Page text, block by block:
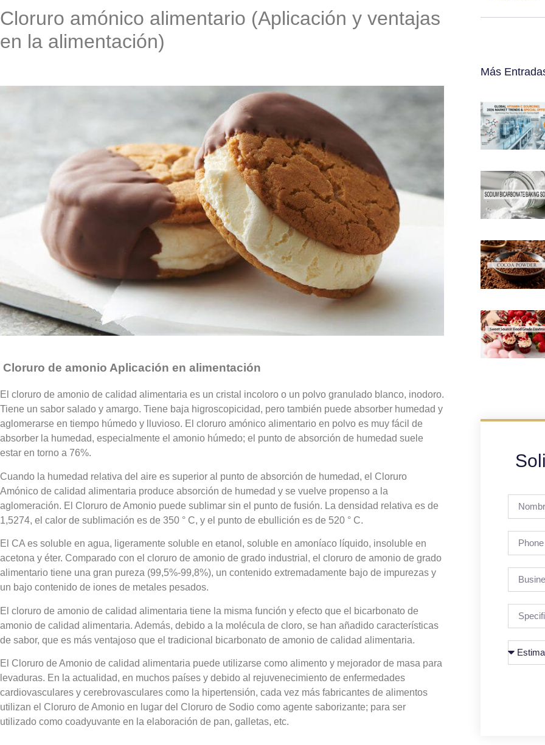
Cloruro amónico alimentario (Aplicación y ventajas
en la alimentación)
Cloruro de amonio Aplicación en alimentación
El cloruro de amonio de calidad alimentaria es un cristal incoloro o un polvo granulado blanco, inodoro.
Tiene un sabor salado y amargo. Tiene baja higroscopicidad, pero también puede absorber humedad y
aglomerarse en tiempo húmedo y lluvioso. El cloruro amónico alimentario en polvo es muy fácil de
absorber la humedad, especialmente el amonio húmedo; el punto de absorción de humedad suele
estar en torno a 76%.
Cuando la humedad relativa del aire es superior al punto de absorción de humedad, el Cloruro
Amónico de calidad alimentaria produce absorción de humedad y se vuelve propenso a la
aglomeración. El Cloruro de Amonio puede sublimar sin el punto de fusión. La densidad relativa es de
1,5274, el calor de sublimación es de 350 ° C, y el punto de ebullición es de 520 ° C.
El CA es soluble en agua, ligeramente soluble en etanol, soluble en amoníaco líquido, insoluble en
acetona y éter. Comparado con el cloruro de amonio de grado industrial, el cloruro de amonio de grado
alimentario tiene una gran pureza (99,5%-99,8%), un contenido extremadamente bajo de impurezas y
un bajo contenido de iones de metales pesados.
El cloruro de amonio de calidad alimentaria tiene la misma función y efecto que el bicarbonato de
amonio de calidad alimentaria. Además, debido a la molécula de cloro, se han añadido características
de sabor, que es más ventajoso que el tradicional bicarbonato de amonio de calidad alimentaria.
El Cloruro de Amonio de calidad alimentaria puede utilizarse como alimento y mejorador de masa para
levaduras. En la actualidad, en muchos países y debido al rejuvenecimiento de enfermedades
cardiovasculares y cerebrovasculares como la hipertensión, cada vez más fabricantes de alimentos
utilizan el Cloruro de Amonio en lugar del Cloruro de Sodio como agente saborizante; para ser
utilizado como coadyuvante en la elaboración de pan, galletas, etc.
Más